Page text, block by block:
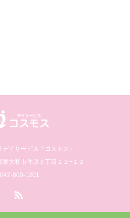
イサービス「コスモス」
大和市仲原３丁目１２−１２
042-800-1201